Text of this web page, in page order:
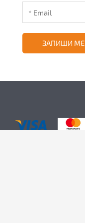
ЗАПИШИ МЕ